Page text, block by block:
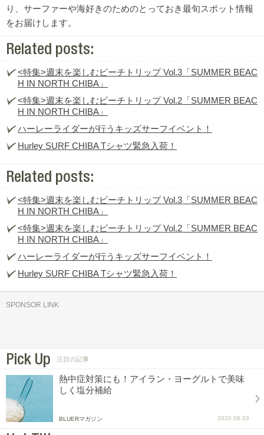
り、サーファーや海好きのためのとっておき最旬スポット情報
をお届けします。
Related posts:
<特集>週末を楽しむビーチトリップ Vol.3「SUMMER BEAC
H IN NORTH CHIBA」
<特集>週末を楽しむビーチトリップ Vol.2「SUMMER BEAC
H IN NORTH CHIBA」
ハーレーライダーが行うキッズサーフイベント！
Hurley SURF CHIBA Tシャツ緊急入荷！
Related posts:
<特集>週末を楽しむビーチトリップ Vol.3「SUMMER BEAC
H IN NORTH CHIBA」
<特集>週末を楽しむビーチトリップ Vol.2「SUMMER BEAC
H IN NORTH CHIBA」
ハーレーライダーが行うキッズサーフイベント！
Hurley SURF CHIBA Tシャツ緊急入荷！
SPONSOR LINK
Pick Up 注目の記事
熱中症対策にも！アイラン・ヨーグルトで美味
しく塩分補給
BLUERマガジン 2020.06.03